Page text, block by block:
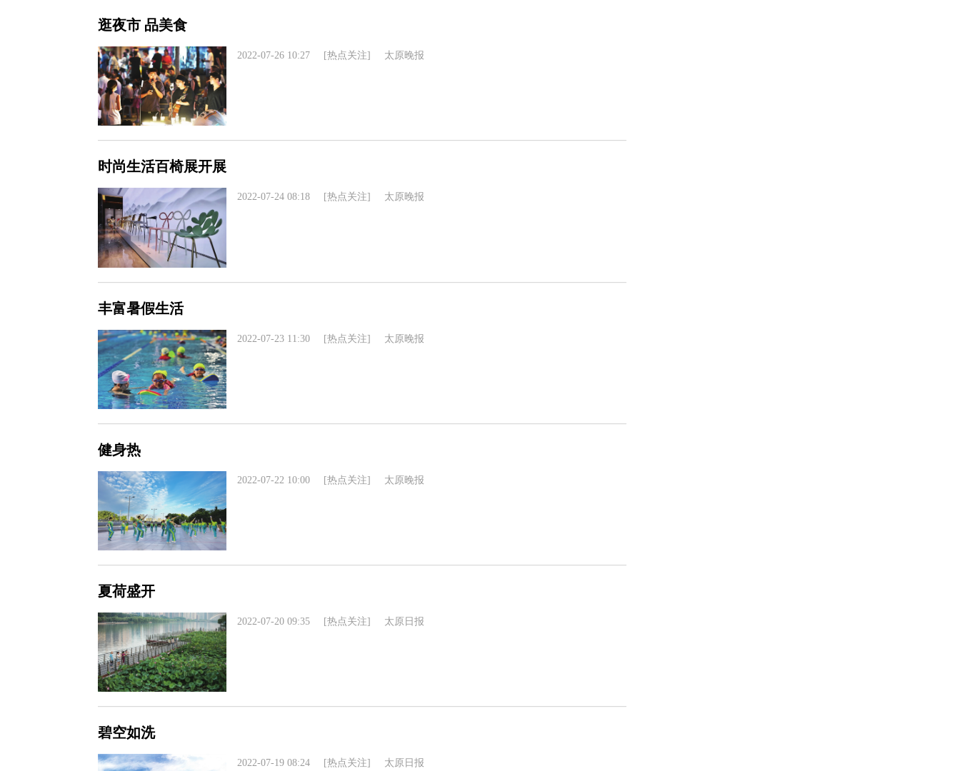
逛夜市 品美食
2022-07-26 10:27 [热点关注] 太原晚报
时尚生活百椅展开展
2022-07-24 08:18 [热点关注] 太原晚报
丰富暑假生活
2022-07-23 11:30 [热点关注] 太原晚报
健身热
2022-07-22 10:00 [热点关注] 太原晚报
夏荷盛开
2022-07-20 09:35 [热点关注] 太原日报
碧空如洗
2022-07-19 08:24 [热点关注] 太原日报